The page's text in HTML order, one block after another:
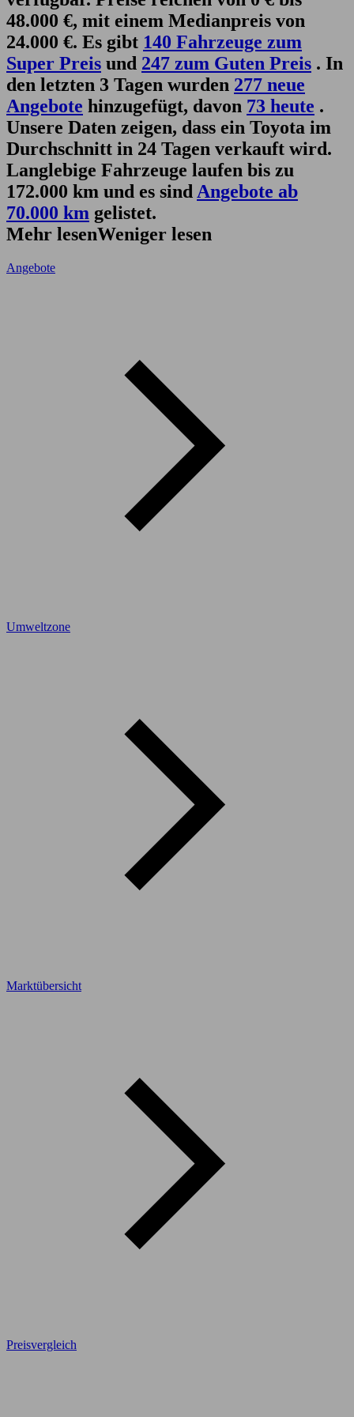
48.000 €, mit einem Medianpreis von
24.000 €. Es gibt 140 Fahrzeuge zum
Super Preis und 247 zum Guten Preis . In
den letzten 3 Tagen wurden 277 neue
Angebote hinzugefügt, davon 73 heute .
Unsere Daten zeigen, dass ein Toyota im
Durchschnitt in 24 Tagen verkauft wird.
Langlebige Fahrzeuge laufen bis zu
172.000 km und es sind Angebote ab
70.000 km gelistet.
Mehr lesenWeniger lesen
Angebote
Umweltzone
Marktübersicht
Preisvergleich